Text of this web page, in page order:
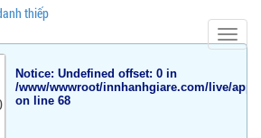
thiếp
Notice: Undefined offset: 0 in
/www/wwwroot/innhanhgiare.com/live/
on line 68